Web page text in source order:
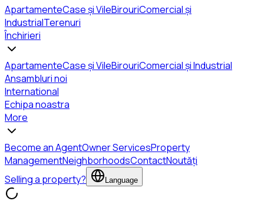
ApartamenteCase și VileBirouriComercial și
IndustrialTerenuri
Închirieri
ApartamenteCase și VileBirouriComercial și Industrial
Ansambluri noi
International
Echipa noastra
More
Become an AgentOwner ServicesProperty
ManagementNeighborhoodsContactNoutăți
Selling a property?
Language